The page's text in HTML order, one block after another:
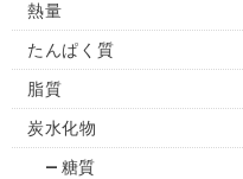
熱量
たんぱく質
脂質
炭水化物
糖質